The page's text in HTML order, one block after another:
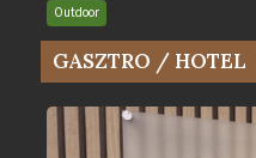
és
az
Év
bejegyzéshez
Outdoor
GASZTRO / HOTEL